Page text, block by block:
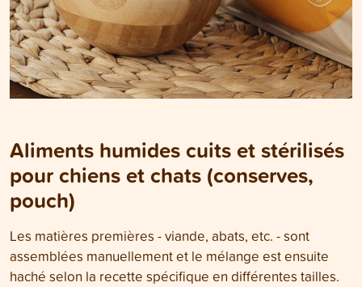
Aliments humides cuits et stérilisés
pour chiens et chats (conserves,
pouch)
Les matières premières - viande, abats, etc. - sont
assemblées manuellement et le mélange est ensuite
haché selon la recette spécifique en différentes tailles.